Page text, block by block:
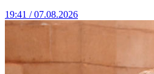
19:41 / 07.08.2026